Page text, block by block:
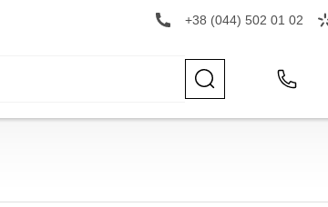
+38 (044) 502 01 02